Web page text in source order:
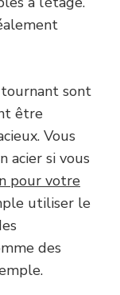
tournant sont
être
Vous
acier si vous
pour votre
utiliser le
des